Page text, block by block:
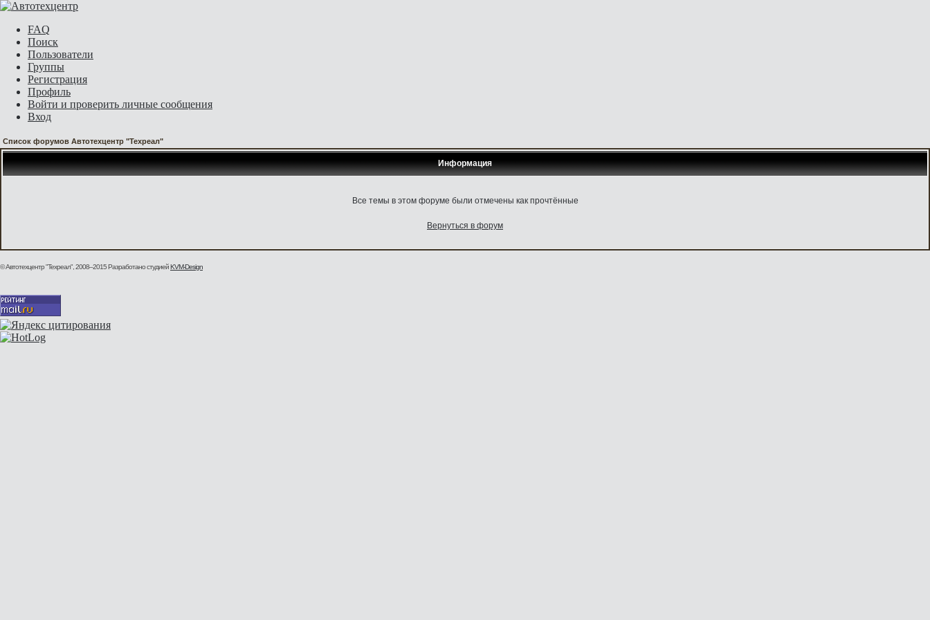
FAQ
Поиск
Пользователи
Группы
Регистрация
Профиль
Войти и проверить личные сообщения
Вход
Список форумов Автотехцентр "Техреал"
Информация
Все темы в этом форуме были отмечены как прочтённые
Вернуться в форум
© Автотехцентр "Техреал", 2008–2015Разработано студиейKVM-Design